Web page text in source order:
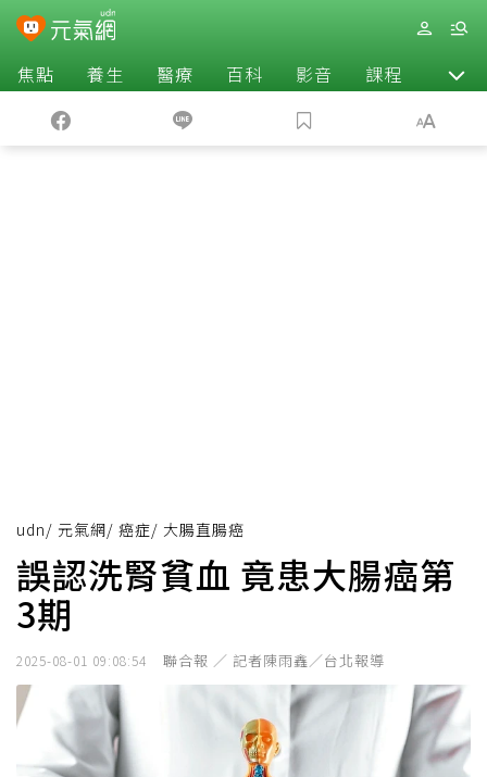
焦點 養生 醫療 百科 影音 課程 退休
udn/ 元氣網/ 癌症/ 大腸直腸癌
誤認洗腎貧血 竟患大腸癌第
3期
2025-08-01 09:08:54 聯合報 ／ 記者陳雨鑫／台北報導